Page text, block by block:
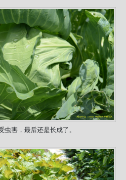
虫害，最后还是长成了。